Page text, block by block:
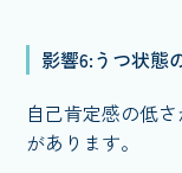
影響6:うつ状態
自己肯定感の低
があります。